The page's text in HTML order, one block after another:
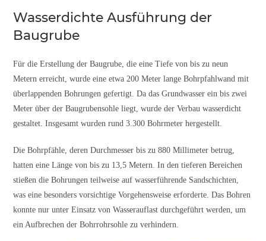
Wasserdichte Ausführung der
Baugrube
Für die Erstellung der Baugrube, die eine Tiefe von bis zu neun
Metern erreicht, wurde eine etwa 200 Meter lange Bohrpfahlwand mit
überlappenden Bohrungen gefertigt. Da das Grundwasser ein bis zwei
Meter über der Baugrubensohle liegt, wurde der Verbau wasserdicht
gestaltet. Insgesamt wurden rund 3.300 Bohrmeter hergestellt.
Die Bohrpfähle, deren Durchmesser bis zu 880 Millimeter betrug,
hatten eine Länge von bis zu 13,5 Metern. In den tieferen Bereichen
stießen die Bohrungen teilweise auf wasserführende Sandschichten,
was eine besonders vorsichtige Vorgehensweise erforderte. Das Bohren
konnte nur unter Einsatz von Wasserauflast durchgeführt werden, um
ein Aufbrechen der Bohrrohrsohle zu verhindern.